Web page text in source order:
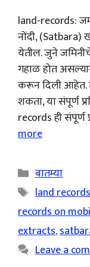
land-records:
नोंदी, (Satbara)
येतील. जुने
गहाळ होत
करून दिली आहेत.
शकता, या संपूर्ण
records ही
more
Categories
बातम्या
Tags
land records
records on
extracts,
Leave a